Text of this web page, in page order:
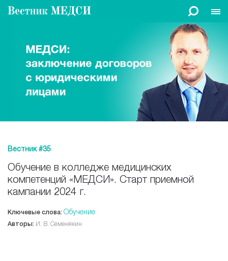
Вестник #35
Обучение в колледже медицинских
компетенций «МЕДСИ». Старт приемной
кампании 2024 г.
Ключевые слова: Обучение
Авторы: И. В. Семенякин